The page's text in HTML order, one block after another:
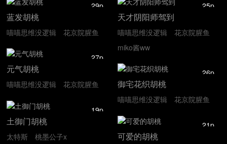
29p
蓝发胡桃
喵喵思维没逻辑 花京院腥鱼
25p
天才阴阳师驾到
喵喵思维没逻辑
花京院腥鱼
miko酱ww
27p
元气胡桃
喵喵思维没逻辑 花京院腥鱼
26p
御宅花织胡桃
喵喵思维没逻辑
花京院腥鱼
19p
土御门胡桃
太特斯 桃墨公子x
21p
可爱的胡桃